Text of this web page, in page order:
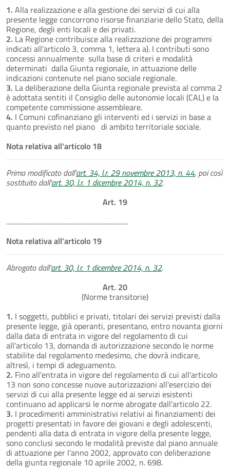
1. Alla realizzazione e alla gestione dei servizi di cui alla
presente legge concorrono risorse finanziarie dello Stato, della
Regione, degli enti locali e dei privati.
2. La Regione contribuisce alla realizzazione dei programmi
indicati all'articolo 3, comma 1, lettera a). I contributi sono
concessi annualmente sulla base di criteri e modalità
determinati dalla Giunta regionale, in attuazione delle
indicazioni contenute nel piano sociale regionale.
3. La deliberazione della Giunta regionale prevista al comma 2
è adottata sentiti il Consiglio delle autonomie locali (CAL) e la
competente commissione assembleare.
4. I Comuni cofinanziano gli interventi ed i servizi in base a
quanto previsto nel piano di ambito territoriale sociale.
Nota relativa all'articolo 18
Prima modificato dall'art. 34, l.r. 29 novembre 2013, n. 44, poi così
sostituito dall'art. 30, l.r. 1 dicembre 2014, n. 32.
Art. 19
...............................................................................
Nota relativa all'articolo 19
Abrogato dall'art. 30, l.r. 1 dicembre 2014, n. 32.
Art. 20
(Norme transitorie)
1. I soggetti, pubblici e privati, titolari dei servizi previsti dalla
presente legge, già operanti, presentano, entro novanta giorni
dalla data di entrata in vigore del regolamento di cui
all'articolo 13, domanda di autorizzazione secondo le norme
stabilite dal regolamento medesimo, che dovrà indicare,
altresì, i tempi di adeguamento.
2. Fino all'entrata in vigore del regolamento di cui all'articolo
13 non sono concesse nuove autorizzazioni all'esercizio dei
servizi di cui alla presente legge ed ai servizi esistenti
continuano ad applicarsi le norme abrogate dall'articolo 22.
3. I procedimenti amministrativi relativi ai finanziamenti dei
progetti presentati in favore dei giovani e degli adolescenti,
pendenti alla data di entrata in vigore della presente legge,
sono conclusi secondo le modalità previste dal piano annuale
di attuazione per l'anno 2002, approvato con deliberazione
della giunta regionale 10 aprile 2002, n. 698.